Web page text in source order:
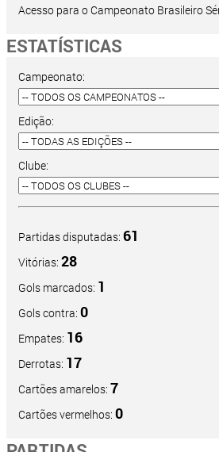
Acesso para o Campeonato Brasileiro
ESTATÍSTICAS
Campeonato:
Edição:
Clube:
Partidas disputadas: 61
Vitórias: 28
Gols marcados: 1
Gols contra: 0
Empates: 16
Derrotas: 17
Cartões amarelos: 7
Cartões vermelhos: 0